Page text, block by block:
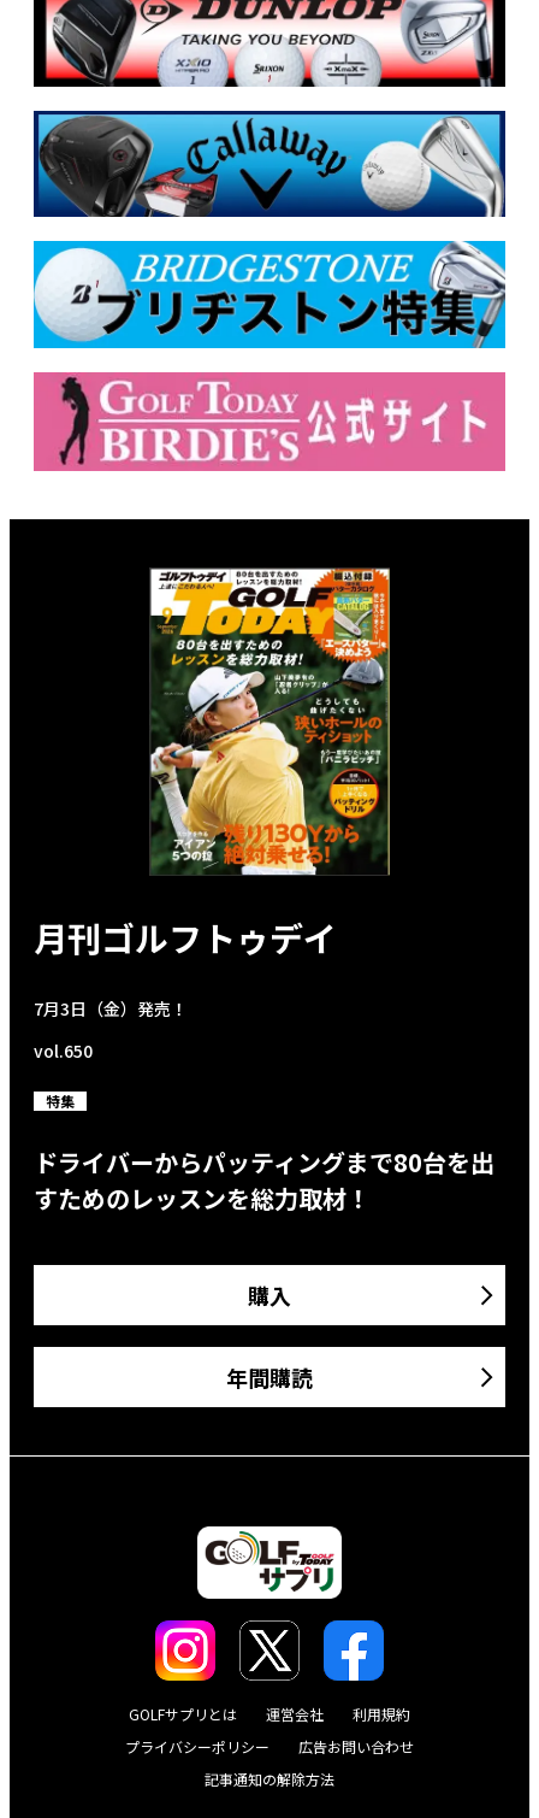
月刊ゴルフトゥデイ
7月3日（金）発売！
vol.650
特集
ドライバーからパッティングまで80台を出
すためのレッスンを総力取材！
購入
年間購読
GOLFサプリとは 運営会社
利用規約
プライバシーポリシー
広告お問い合わせ
記事通知の解除方法